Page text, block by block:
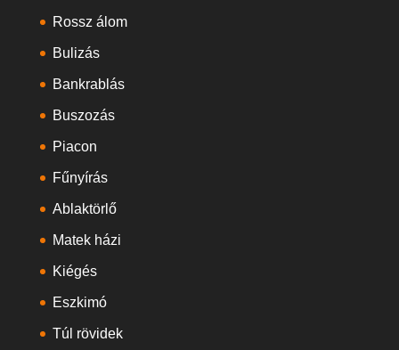
Rossz álom
Bulizás
Bankrablás
Buszozás
Piacon
Fűnyírás
Ablaktörlő
Matek házi
Kiégés
Eszkimó
Túl rövidek